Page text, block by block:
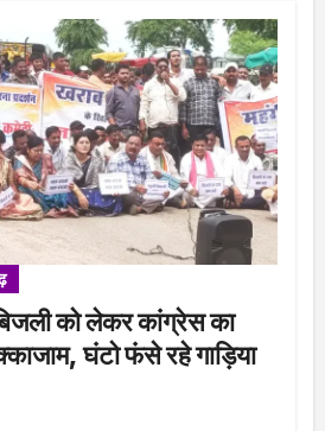
को लेकर कांग्रेस का
घंटो फंसे रहे गाड़िया